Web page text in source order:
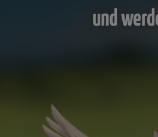
und